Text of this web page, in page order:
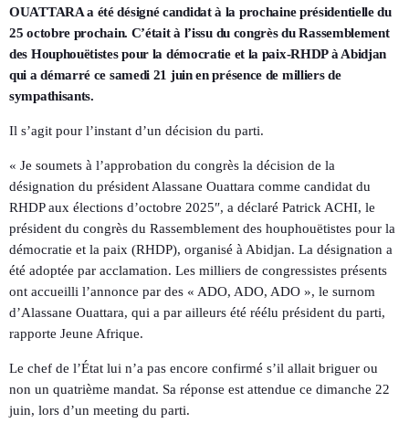
OUATTARA a été désigné candidat à la prochaine présidentielle du
25 octobre prochain. C’était à l’issu du congrès du Rassemblement
des Houphouëtistes pour la démocratie et la paix-RHDP à Abidjan
qui a démarré ce samedi 21 juin en présence de milliers de
sympathisants.
Il s’agit pour l’instant d’un décision du parti.
« Je soumets à l’approbation du congrès la décision de la
désignation du président Alassane Ouattara comme candidat du
RHDP aux élections d’octobre 2025″, a déclaré Patrick ACHI, le
président du congrès du Rassemblement des houphouëtistes pour la
démocratie et la paix (RHDP), organisé à Abidjan. La désignation a
été adoptée par acclamation. Les milliers de congressistes présents
ont accueilli l’annonce par des « ADO, ADO, ADO », le surnom
d’Alassane Ouattara, qui a par ailleurs été réélu président du parti,
rapporte Jeune Afrique.
Le chef de l’État lui n’a pas encore confirmé s’il allait briguer ou
non un quatrième mandat. Sa réponse est attendue ce dimanche 22
juin, lors d’un meeting du parti.